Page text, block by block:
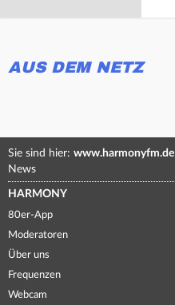
AUS DEM NETZ
Sie sind hier: www.harmonyfm.de
News
HARMONY
80er-App
Moderatoren
Über uns
Frequenzen
Webcam